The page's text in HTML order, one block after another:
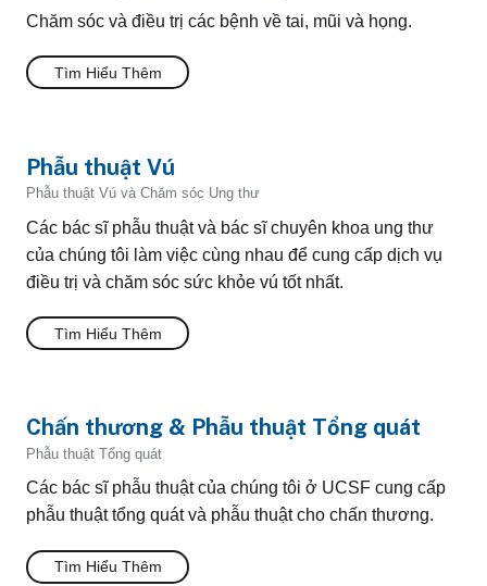
Chăm sóc và điều trị các bệnh về tai, mũi và họng.
Tìm Hiểu Thêm
Phẫu thuật Vú
Phẫu thuật Vú và Chăm sóc Ung thư
Các bác sĩ phẫu thuật và bác sĩ chuyên khoa ung thư
của chúng tôi làm việc cùng nhau để cung cấp dịch vụ
điều trị và chăm sóc sức khỏe vú tốt nhất.
Tìm Hiểu Thêm
Chấn thương & Phẫu thuật Tổng quát
Phẫu thuật Tổng quát
Các bác sĩ phẫu thuật của chúng tôi ở UCSF cung cấp
phẫu thuật tổng quát và phẫu thuật cho chấn thương.
Tìm Hiểu Thêm